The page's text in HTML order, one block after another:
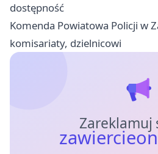
dostępność
Komenda Powiatowa Policji w
komisariaty, dzielnicowi
Zareklamuj